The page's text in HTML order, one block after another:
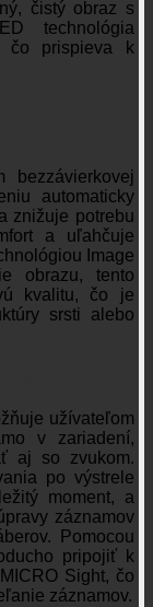
čistý obraz s
technológia
čo prispieva k
bezzávierkovej
automaticky
znižuje potrebu
a uľahčuje
Image
obrazu, tento
kvalitu, čo je
srsti alebo
užívateľom
v zariadení,
aj so zvukom.
po výstrele
moment, a
záznamov
Pomocou
pripojiť k
Sight, čo
záznamov.